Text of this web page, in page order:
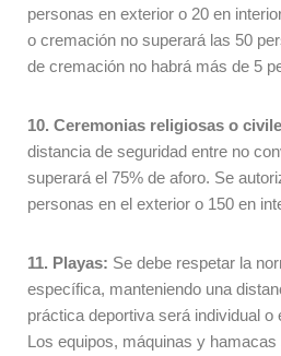
personas en exterior o 20 en
o cremación no superará las 50
de cremación no habrá más de 5
10. Ceremonias religiosas o
distancia de seguridad entre no
superará el 75% de aforo. Se
personas en el exterior o 150 en
11. Playas: Se debe respetar la
específica, manteniendo una
práctica deportiva será individual o
Los equipos, máquinas y